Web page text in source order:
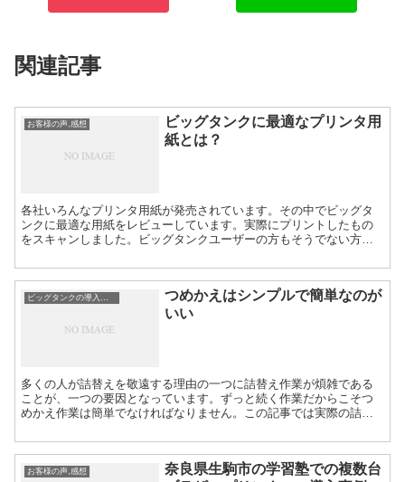
関連記事
お客様の声,感想
ビッグタンクに最適なプリンタ用
紙とは？
各社いろんなプリンタ用紙が発売されています。その中でビッグタ
ンクに最適な用紙をレビューしています。実際にプリントしたもの
をスキャンしました。ビッグタンクユーザーの方もそうでない方も
供です。
ビッグタンクの導入メリット
つめかえはシンプルで簡単なのが
いい
多くの人が詰替えを敬遠する理由の一つに詰替え作業が煩雑である
ことが、一つの要因となっています。ずっと続く作業だからこそつ
めかえ作業は簡単でなければなりません。この記事では実際の詰替
お客様の声,感想
奈良県生駒市の学習塾での複数台